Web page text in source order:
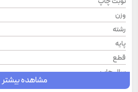
وزن
رشته
پایه
قطع
سال چاپ
مشاهده بیشتر